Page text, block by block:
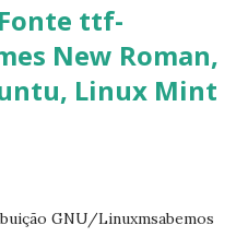
ttf-
New Roman,
Linux Mint
GNU/Linuxmsabemos